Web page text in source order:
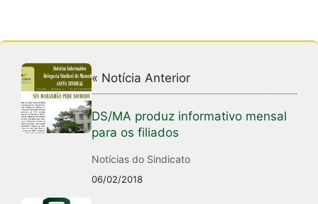
« Notícia Anterior
DS/MA produz informativo mensal
para os filiados
Notícias do Sindicato
06/02/2018